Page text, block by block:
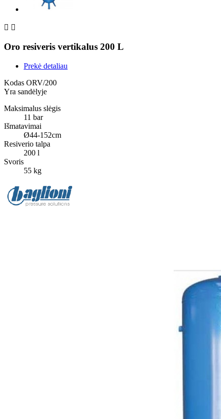
 
Oro resiveris vertikalus 200 L
Prekė detaliau
Kodas ORV/200
Yra sandėlyje
Maksimalus slėgis
11 bar
Išmatavimai
Ø44-152cm
Resiverio talpa
200 l
Svoris
55 kg